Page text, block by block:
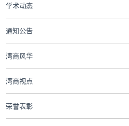
科学研究
合作交流
党群工作
校友服务
学术动态
通知公告
湾商风华
湾商视点
荣誉表彰